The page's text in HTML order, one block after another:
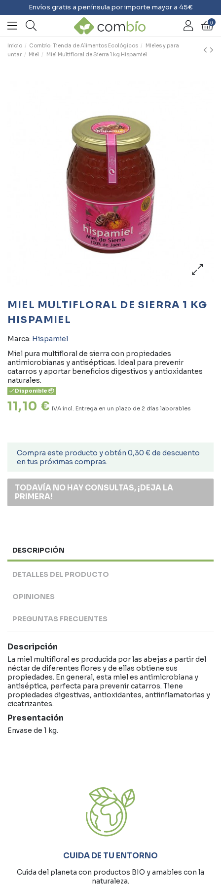
Envíos gratis a península por importe mayor a 45€
0
Inicio Combío: Tienda de Alimentos Ecológicos
Mieles y para
untar
Miel Miel Multifloral de Sierra 1 kg Hispamiel
MIEL MULTIFLORAL DE SIERRA 1 KG
HISPAMIEL
Marca: Hispamiel
Miel pura multifloral de sierra con propiedades
antimicrobianas y antisépticas. Ideal para prevenir
catarros y aportar beneficios digestivos y antioxidantes
naturales.
Disponible 📦
11,10 € IVA incl. Entrega en un plazo de 2 días laborables
Compra este producto y obtén 0,30 € de descuento
en tus próximas compras.
TODAVÍA NO HAY CONSULTAS, ¡DEJA LA
PRIMERA!
DESCRIPCIÓN
DETALLES DEL PRODUCTO
OPINIONES
PREGUNTAS FRECUENTES
Descripción
La miel multifloral es producida por las abejas a partir del
néctar de diferentes flores y de ellas obtiene sus
propiedades. En general, esta miel es antimicrobiana y
antiséptica, perfecta para prevenir catarros. Tiene
propiedades digestivas, antioxidantes, antiinflamatorias y
cicatrizantes.
Presentación
Envase de 1 kg.
CUIDA DE TU ENTORNO
Cuida del planeta con productos BIO y amables con la
naturaleza.